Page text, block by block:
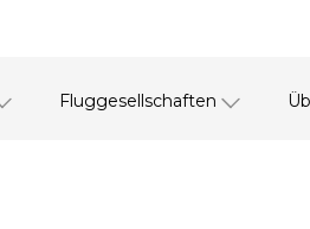
Fluggesellschaften